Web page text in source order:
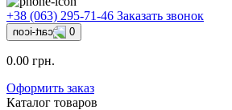
+38 (063) 295-71-46 Заказать звонок
0
0.00 грн.
Оформить заказ
Каталог товаров